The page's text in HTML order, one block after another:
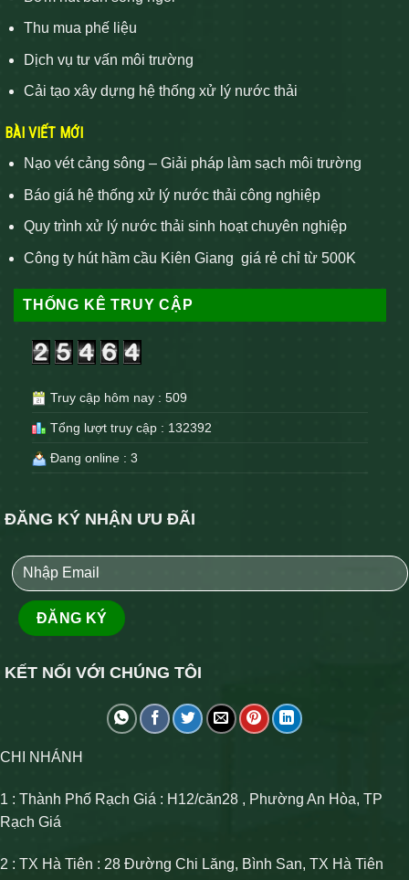
Thu mua phế liệu
Dịch vụ tư vấn môi trường
Cải tạo xây dựng hệ thống xử lý nước thải
BÀI VIẾT MỚI
Nạo vét cảng sông – Giải pháp làm sạch môi trường
Báo giá hệ thống xử lý nước thải công nghiệp
Quy trình xử lý nước thải sinh hoạt chuyên nghiệp
Công ty hút hầm cầu Kiên Giang giá rẻ chỉ từ 500K
THỐNG KÊ TRUY CẬP
Truy cập hôm nay : 509
Tổng lượt truy cập : 132392
Đang online : 3
ĐĂNG KÝ NHẬN ƯU ĐÃI
KẾT NỐI VỚI CHÚNG TÔI
CHI NHÁNH
1 : Thành Phố Rạch Giá : H12/căn28 , Phường An Hòa, TP
Rạch Giá
2 : TX Hà Tiên : 28 Đường Chi Lăng, Bình San, TX Hà Tiên